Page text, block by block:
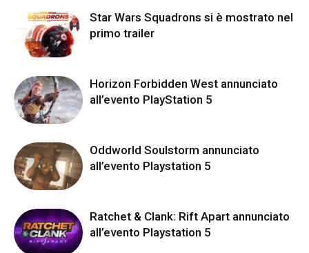
Star Wars Squadrons si è mostrato nel
primo trailer
Horizon Forbidden West annunciato
all’evento PlayStation 5
Oddworld Soulstorm annunciato
all’evento Playstation 5
Ratchet & Clank: Rift Apart annunciato
all’evento Playstation 5